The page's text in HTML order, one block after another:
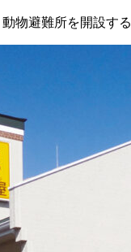
物避難所を開設する